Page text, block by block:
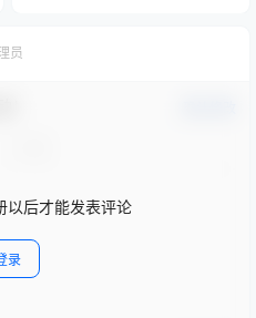
员
以后才能发表评论
录